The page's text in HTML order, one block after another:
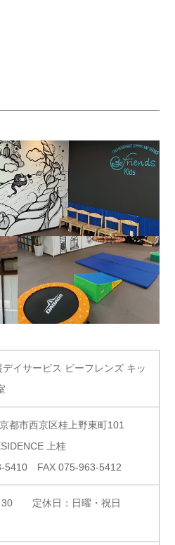
デイサービス ビーフレンズ キッ
都市西京区桂上野東町101
上桂
5410 FAX 075-963-5412
30 定休日：日曜・祝日